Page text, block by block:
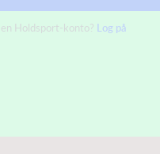
Holdsport-konto? Log på